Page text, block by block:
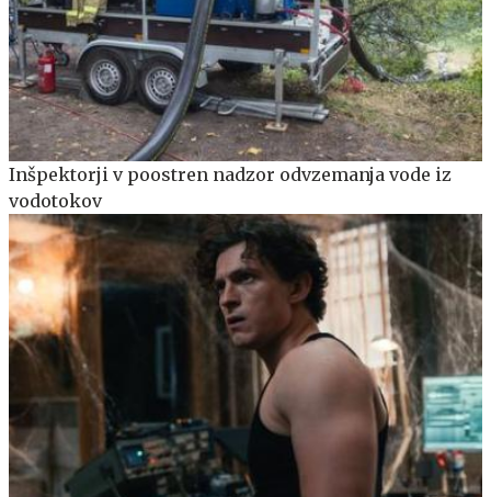
Inšpektorji v poostren nadzor odvzemanja vode iz
vodotokov